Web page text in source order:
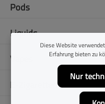
Pods
Liquids
Vapes
E-Zigaretten
Diese Website
Erfahrung bieten zu
Nur